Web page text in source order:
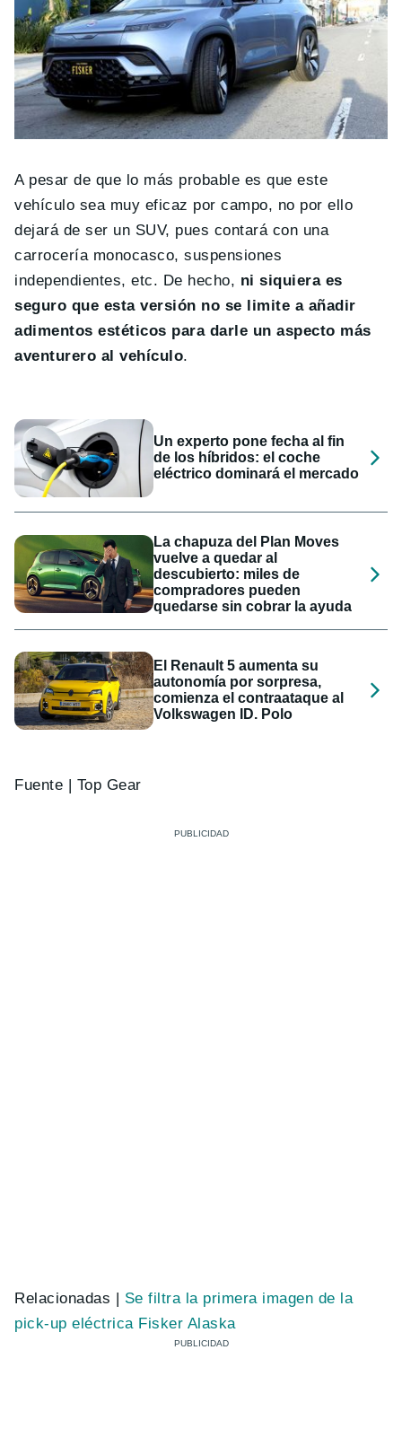
A pesar de que lo más probable es que este
vehículo sea muy eficaz por campo, no por ello
dejará de ser un SUV, pues contará con una
carrocería monocasco, suspensiones
independientes, etc. De hecho, ni siquiera es
seguro que esta versión no se limite a añadir
adimentos estéticos para darle un aspecto más
aventurero al vehículo.
Un experto pone fecha al fin
de los híbridos: el coche
eléctrico dominará el mercado
La chapuza del Plan Moves
vuelve a quedar al
descubierto: miles de
compradores pueden
quedarse sin cobrar la ayuda
El Renault 5 aumenta su
autonomía por sorpresa,
comienza el contraataque al
Volkswagen ID. Polo
Fuente | Top Gear
Relacionadas | Se filtra la primera imagen de la
pick-up eléctrica Fisker Alaska